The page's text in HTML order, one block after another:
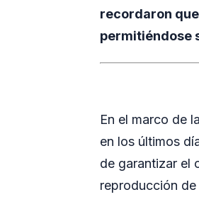
recordaron
permitiéndose
En el marco de
en los últimos
de garantizar el
reproducción